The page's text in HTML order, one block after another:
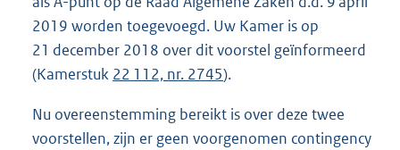
2019 worden toegevoegd. Uw Kamer is op
21 december 2018 over dit voorstel geïnformeerd
(Kamerstuk 22 112, nr. 2745).
Nu overeenstemming bereikt is over deze twee
voorstellen, zijn er geen voorgenomen contingency